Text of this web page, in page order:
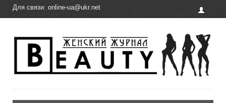
Для связи: online-ua@ukr.net